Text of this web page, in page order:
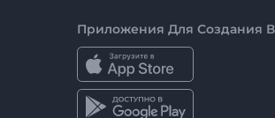
Приложения Для Создания